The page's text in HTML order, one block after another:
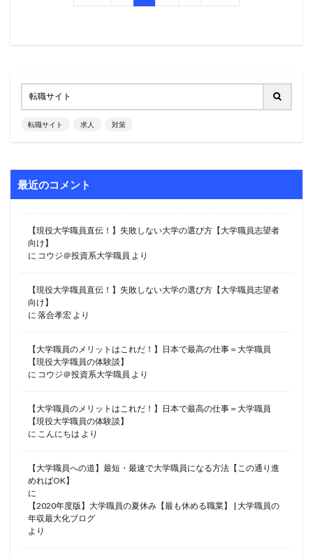
転職サイト 求人 対策
最近のコメント
【現役大学職員直伝！】失敗しない大学の選び方【大学職員志望者
向け】
に コウジ＠投資系大学職員 より
【現役大学職員直伝！】失敗しない大学の選び方【大学職員志望者
向け】
に 落合孝宏 より
【大学職員のメリットはこれだ！】日本で最高の仕事＝大学職員
【現役大学職員の体験談】
に コウジ＠投資系大学職員 より
【大学職員のメリットはこれだ！】日本で最高の仕事＝大学職員
【現役大学職員の体験談】
に こんにちは より
【大学職員への道】最短・最速で大学職員になる方法【この通り進
めればOK】
に
【2020年度版】大学職員の夏休み【最も休める職業】 | 大学職員の
年収最大化ブログ
より